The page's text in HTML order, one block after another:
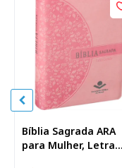
Bíblia Sagrada ARA
para Mulher, Letra